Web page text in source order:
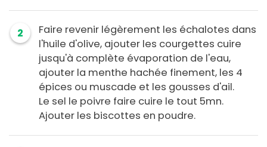
2
Faire revenir légèrement les échalotes dans
l'huile d'olive, ajouter les courgettes cuire
jusqu'à complète évaporation de l'eau,
ajouter la menthe hachée finement, les 4
épices ou muscade et les gousses d'ail.
Le sel le poivre faire cuire le tout 5mn.
Ajouter les biscottes en poudre.